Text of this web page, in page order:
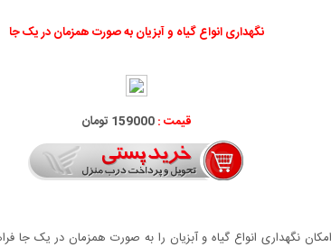
نگهداری انواع گیاه و آبزیان به صورت همزمان در یک جا
قیمت :159000 تومان
نگهداری انواع گیاه و آبزیان را به صورت همزمان در یک جا